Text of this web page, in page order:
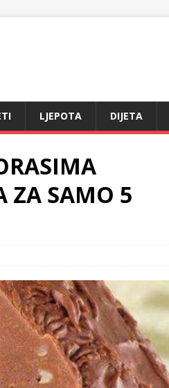
LJEPOTA DIJETA
ZA SAMO 5